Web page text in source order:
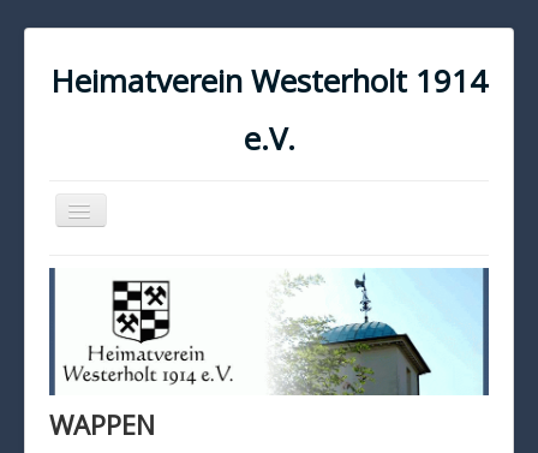
Heimatverein Westerholt 1914
e.V.
Navigation
an/aus
KONTAKT
IMPRESSUM
DATENSCHUTZ
WAPPEN